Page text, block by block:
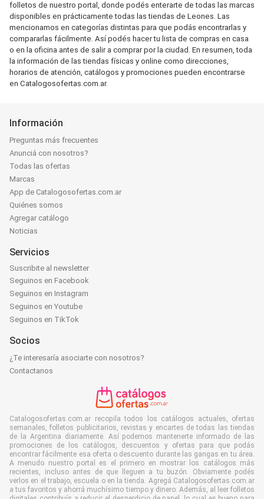
folletos de nuestro portal, donde podés enterarte de todas las marcas
disponibles en prácticamente todas las tiendas de Leones. Las
mencionamos en categorías distintas para que podás encontrarlas y
compararlas fácilmente. Así podés hacer tu lista de compras en casa
o en la oficina antes de salir a comprar por la ciudad. En resumen, toda
la información de las tiendas físicas y online como direcciones,
horarios de atención, catálogos y promociones pueden encontrarse
en Catalogosofertas.com.ar.
Información
Preguntas más frecuentes
Anunciá con nosotros?
Todas las ofertas
Marcas
App de Catalogosofertas.com.ar
Quiénes somos
Agregar catálogo
Noticias
Servicios
Suscribite al newsletter
Seguinos en Facebook
Seguinos en Instagram
Seguinos en Youtube
Seguinos en TikTok
Socios
¿Te interesaría asociarte con nosotros?
Contactanos
Catalogosofertas.com.ar recopila todos los catálogos actuales, ofertas
semanales, folletos publicitarios, revistas y encartes de todas las tiendas
de la Argentina diariamente. Así podemos mantenerte informado de las
promociones de los catálogos, descuentos y ofertas para que podás
encontrar fácilmente esa oferta o descuento durante las gangas en tu área.
A menudo nuestro portal es el primero en mostrar los catálogos más
recientes, incluso antes de que lleguen a tu buzón. Obviamente podés
verlos en el trabajo, escuela o en la tienda. Agregá Catalogosofertas.com.ar
a tus favoritos y ahorrá muchísimo tiempo y dinero. Además, al leer folletos